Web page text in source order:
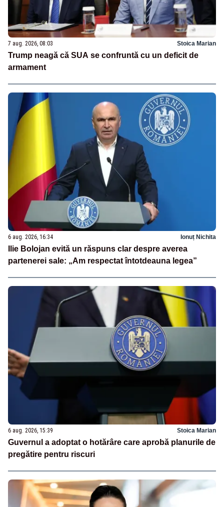
7 aug. 2026, 08:03 Stoica Marian
Trump neagă că SUA se confruntă cu un deficit de
armament
6 aug. 2026, 16:34 Ionuț Nichita
Ilie Bolojan evită un răspuns clar despre averea
partenerei sale: „Am respectat întotdeauna legea”
6 aug. 2026, 15:39 Stoica Marian
Guvernul a adoptat o hotărâre care aprobă planurile de
pregătire pentru riscuri